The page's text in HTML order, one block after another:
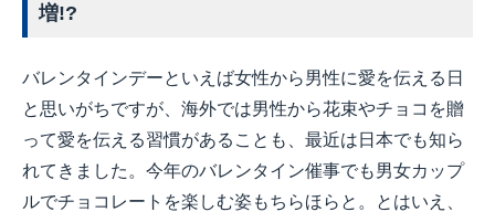
増!?
バレンタインデーといえば女性から男性に愛を伝える日
と思いがちですが、海外では男性から花束やチョコを贈
って愛を伝える習慣があることも、最近は日本でも知ら
れてきました。今年のバレンタイン催事でも男女カップ
ルでチョコレートを楽しむ姿もちらほらと。とはいえ、